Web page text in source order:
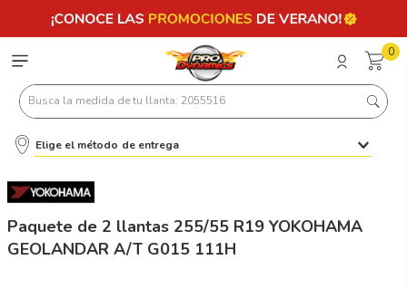
0
Busca la medida de tu llanta: 2055516
Elige el método de entrega
Paquete de 2 llantas 255/55 R19 YOKOHAMA
GEOLANDAR A/T G015 111H
Términos más buscados
2
3. 225